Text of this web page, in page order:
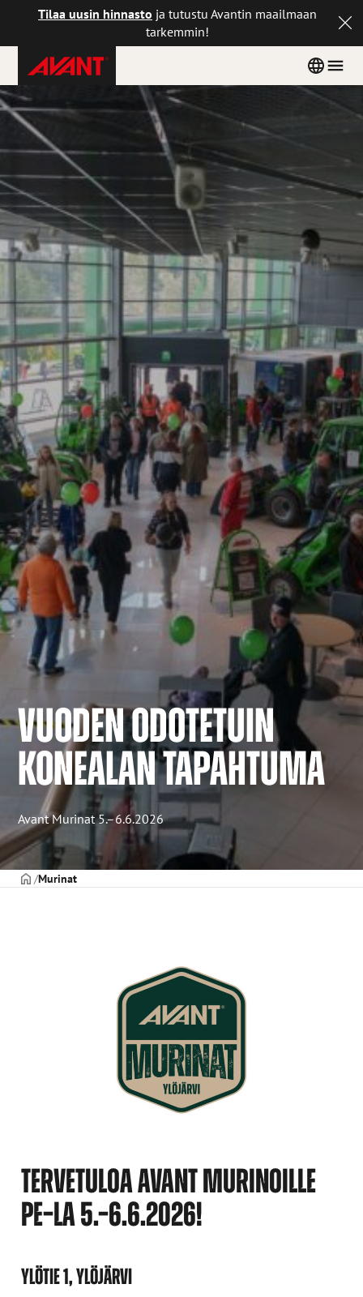
sisältöön
Tilaa uusin hinnasto ja tutustu Avantin maailmaan
tarkemmin!
Avant
Tecno
Finland
Country
menu
VUODEN ODOTETUIN
KONEALAN TAPAHTUMA
Avant Murinat 5.–6.6.2026
ETUSIVU
Murinat
TERVETULOA AVANT MURINOILLE
PE–LA 5.–6.6.2026!
YLÖTIE 1, YLÖJÄRVI